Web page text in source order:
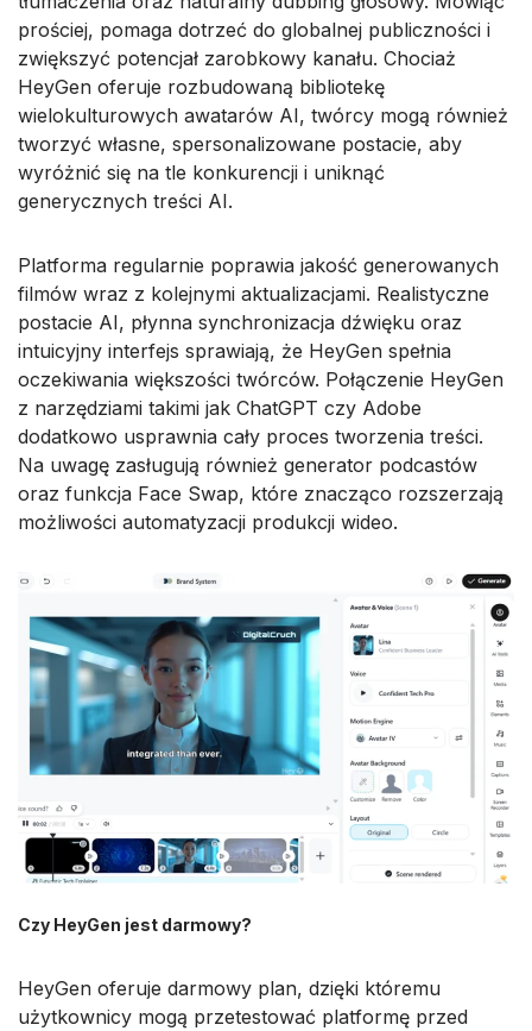
prościej, pomaga dotrzeć do globalnej publiczności i
zwiększyć potencjał zarobkowy kanału. Chociaż
HeyGen oferuje rozbudowaną bibliotekę
wielokulturowych awatarów AI, twórcy mogą również
tworzyć własne, spersonalizowane postacie, aby
wyróżnić się na tle konkurencji i uniknąć
generycznych treści AI.
Platforma regularnie poprawia jakość generowanych
filmów wraz z kolejnymi aktualizacjami. Realistyczne
postacie AI, płynna synchronizacja dźwięku oraz
intuicyjny interfejs sprawiają, że HeyGen spełnia
oczekiwania większości twórców. Połączenie HeyGen
z narzędziami takimi jak ChatGPT czy Adobe
dodatkowo usprawnia cały proces tworzenia treści.
Na uwagę zasługują również generator podcastów
oraz funkcja Face Swap, które znacząco rozszerzają
możliwości automatyzacji produkcji wideo.
Czy HeyGen jest darmowy?
HeyGen oferuje darmowy plan, dzięki któremu
użytkownicy mogą przetestować platformę przed